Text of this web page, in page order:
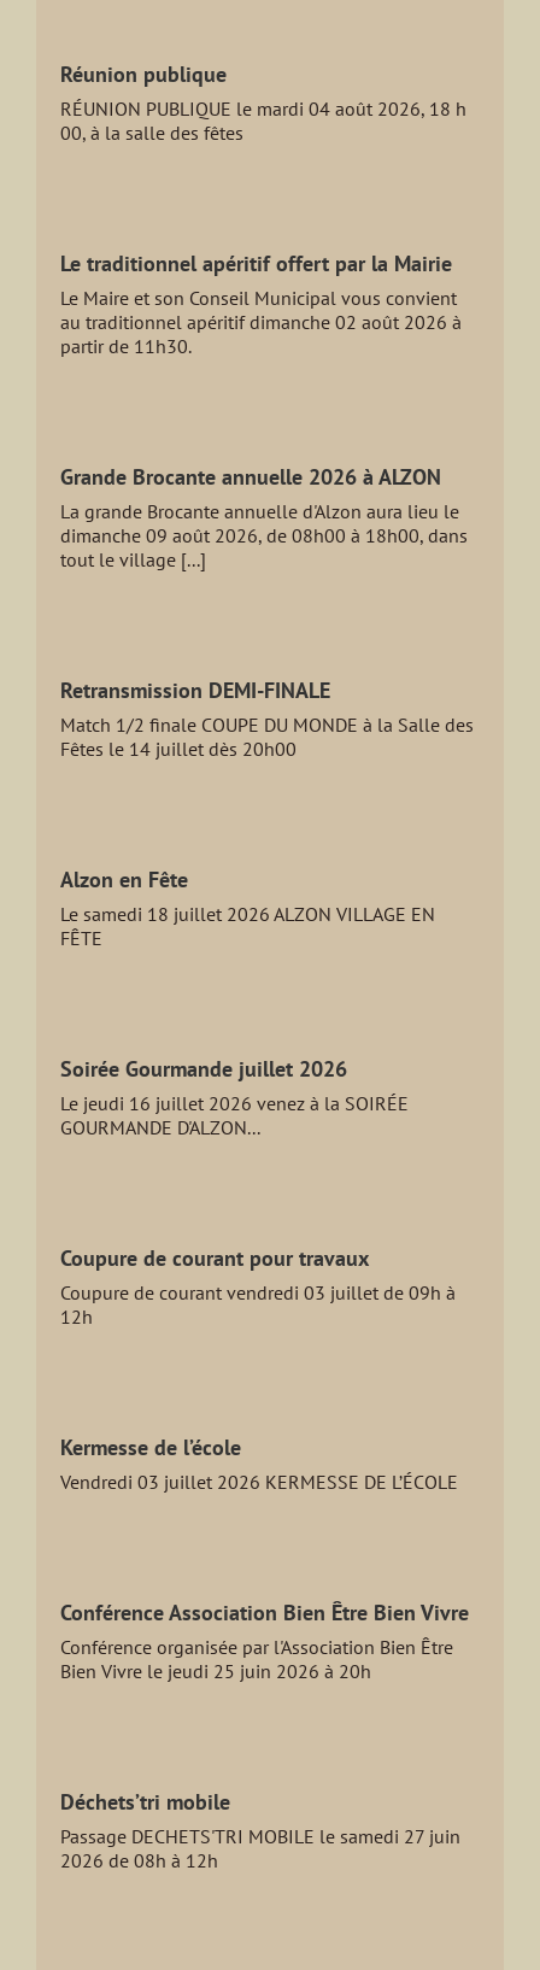
Réunion publique
RÉUNION PUBLIQUE le mardi 04 août 2026, 18 h
00, à la salle des fêtes
Le traditionnel apéritif offert par la Mairie
Le Maire et son Conseil Municipal vous convient
au traditionnel apéritif dimanche 02 août 2026 à
partir de 11h30.
Grande Brocante annuelle 2026 à ALZON
La grande Brocante annuelle d'Alzon aura lieu le
dimanche 09 août 2026, de 08h00 à 18h00, dans
tout le village [...]
Retransmission DEMI-FINALE
Match 1/2 finale COUPE DU MONDE à la Salle des
Fêtes le 14 juillet dès 20h00
Alzon en Fête
Le samedi 18 juillet 2026 ALZON VILLAGE EN
FÊTE
Soirée Gourmande juillet 2026
Le jeudi 16 juillet 2026 venez à la SOIRÉE
GOURMANDE D'ALZON...
Coupure de courant pour travaux
Coupure de courant vendredi 03 juillet de 09h à
12h
Kermesse de l’école
Vendredi 03 juillet 2026 KERMESSE DE L’ÉCOLE
Conférence Association Bien Être Bien Vivre
Conférence organisée par l'Association Bien Être
Bien Vivre le jeudi 25 juin 2026 à 20h
Déchets’tri mobile
Passage DECHETS'TRI MOBILE le samedi 27 juin
2026 de 08h à 12h